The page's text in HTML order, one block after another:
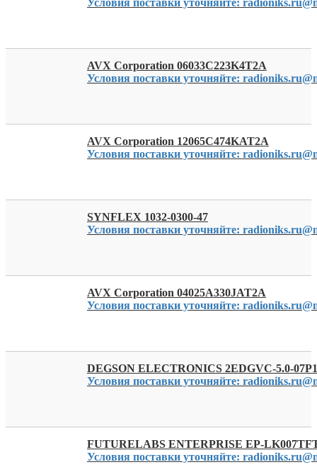
AVX Corporation 06033C223K4T2A
Условия поставки уточняйте:
AVX Corporation 12065C474KAT2A
Условия поставки уточняйте:
SYNFLEX 1032-0300-47
Условия поставки уточняйте:
AVX Corporation 04025A330JAT2A
Условия поставки уточняйте:
DEGSON ELECTRONICS 2EDGVC-5.0-
Условия поставки уточняйте:
FUTURELABS ENTERPRISE EP-
Условия поставки уточняйте: